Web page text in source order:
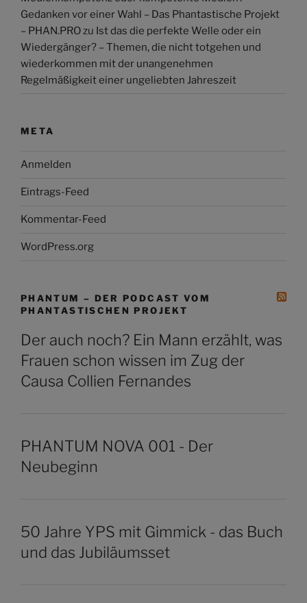
Gedanken vor einer Wahl – Das Phantastische Projekt
– PHAN.PROzu Ist das die perfekte Welle oder ein
Wiedergänger? – Themen, die nicht totgehen und
wiederkommen mit der unangenehmen
Regelmäßigkeit einer ungeliebten Jahreszeit
META
Anmelden
Eintrags-Feed
Kommentar-Feed
WordPress.org
PHANTUM – DER PODCAST VOM
PHANTASTISCHEN PROJEKT
Der auch noch? Ein Mann erzählt, was
Frauen schon wissen im Zug der
Causa Collien Fernandes
PHANTUM NOVA 001 - Der
Neubeginn
50 Jahre YPS mit Gimmick - das Buch
und das Jubiläumsset